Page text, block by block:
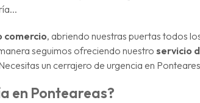
comercio, abriendo nuestras puertas todos
seguimos ofreciendo nuestroservicio
un cerrajero de urgencia en
en Ponteareas?